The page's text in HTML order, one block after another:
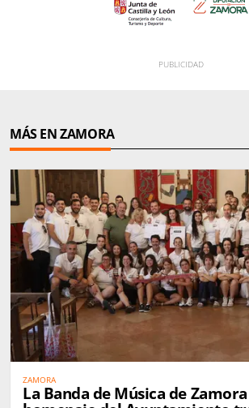
MÁS EN ZAMORA
ZAMORA
La Banda de Música de